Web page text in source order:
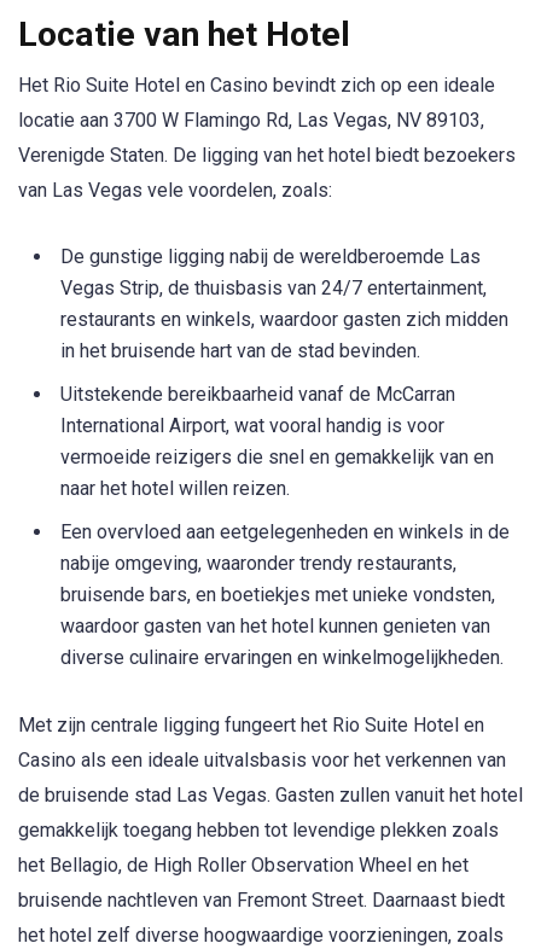
Locatie van het Hotel
Het Rio Suite Hotel en Casino bevindt zich op een ideale
locatie aan 3700 W Flamingo Rd, Las Vegas, NV 89103,
Verenigde Staten. De ligging van het hotel biedt bezoekers
van Las Vegas vele voordelen, zoals:
De gunstige ligging nabij de wereldberoemde Las
Vegas Strip, de thuisbasis van 24/7 entertainment,
restaurants en winkels, waardoor gasten zich midden
in het bruisende hart van de stad bevinden.
Uitstekende bereikbaarheid vanaf de McCarran
International Airport, wat vooral handig is voor
vermoeide reizigers die snel en gemakkelijk van en
naar het hotel willen reizen.
Een overvloed aan eetgelegenheden en winkels in de
nabije omgeving, waaronder trendy restaurants,
bruisende bars, en boetiekjes met unieke vondsten,
waardoor gasten van het hotel kunnen genieten van
diverse culinaire ervaringen en winkelmogelijkheden.
Met zijn centrale ligging fungeert het Rio Suite Hotel en
Casino als een ideale uitvalsbasis voor het verkennen van
de bruisende stad Las Vegas. Gasten zullen vanuit het hotel
gemakkelijk toegang hebben tot levendige plekken zoals
het Bellagio, de High Roller Observation Wheel en het
bruisende nachtleven van Fremont Street. Daarnaast biedt
het hotel zelf diverse hoogwaardige voorzieningen, zoals